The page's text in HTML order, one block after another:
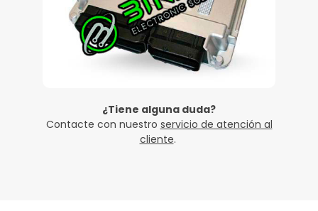
¿Tiene alguna duda?
Contacte con nuestro servicio de atención al
cliente.